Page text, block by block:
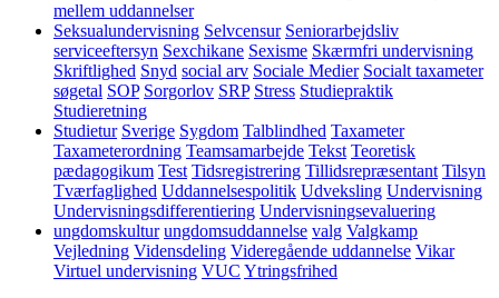
mellem uddannelser
Seksualundervisning Selvcensur Seniorarbejdsliv
serviceeftersyn Sexchikane Sexisme Skærmfri undervisning
Skriftlighed Snyd social arv Sociale Medier Socialt taxameter
søgetal SOP Sorgorlov SRP Stress Studiepraktik
Studieretning
Studietur Sverige Sygdom Talblindhed Taxameter
Taxameterordning Teamsamarbejde Tekst Teoretisk
pædagogikum Test Tidsregistrering Tillidsrepræsentant Tilsyn
Tværfaglighed Uddannelsespolitik Udveksling Undervisning
Undervisningsdifferentiering Undervisningsevaluering
ungdomskultur ungdomsuddannelse valg Valgkamp
Vejledning Vidensdeling Videregående uddannelse Vikar
Virtuel undervisning VUC Ytringsfrihed